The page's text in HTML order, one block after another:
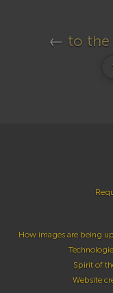
← to
How images are being
Spirit of
Website